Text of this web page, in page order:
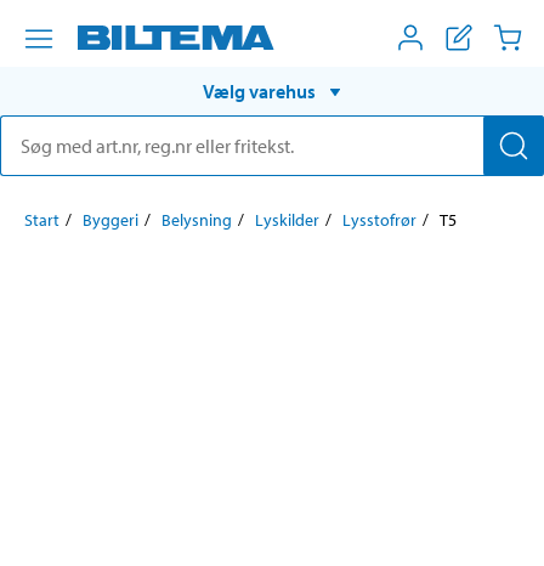
Vælg varehus
Start Byggeri Belysning Lyskilder Lysstofrør T5